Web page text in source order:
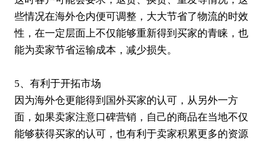
些情况在海外仓内便可调整，大大节省了物流的时效
性，在一定层面上不仅能够重新得到买家的青睐，也
能为卖家节省运输成本，减少损失。
5、有利于开拓市场
因为海外仓更能得到国外买家的认可，从另外一方
面，如果卖家注意口碑营销，自己的商品在当地不仅
能够获得买家的认可，也有利于卖家积累更多的资源